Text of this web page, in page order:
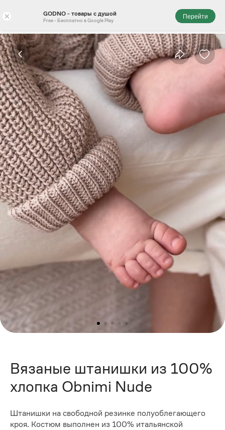
× GODNO - товары с душой
Free - Бесплатно в Google Play
Перейти
Вязаные штанишки из 100%
хлопка Obnimi Nude
Штанишки на свободной резинке полуоблегающего
кроя. Костюм выполнен из 100% итальянской